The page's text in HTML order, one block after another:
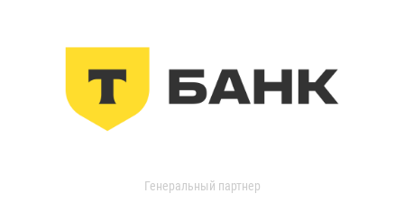
Генеральный партнер